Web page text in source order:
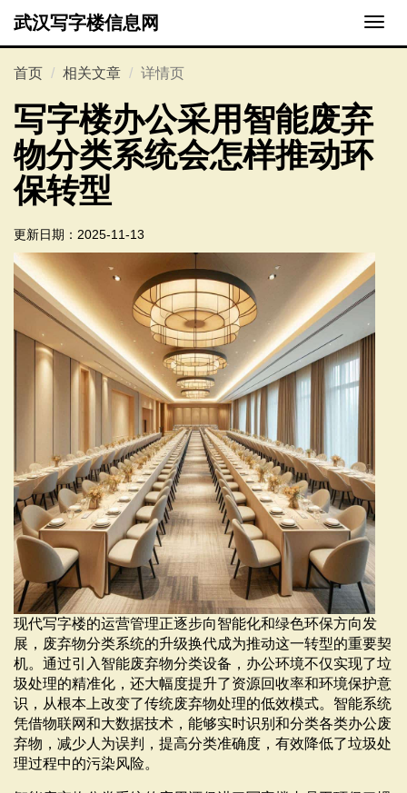
切
换
武汉写字楼信息网
首页 相关文章 详情页
写字楼办公采用智能废弃
物分类系统会怎样推动环
保转型
更新日期： 2025-11-13
现代写字楼的运营管理正逐步向智能化和绿色环保方向发
展，废弃物分类系统的升级换代成为推动这一转型的重要契
机。通过引入智能废弃物分类设备，办公环境不仅实现了垃
圾处理的精准化，还大幅度提升了资源回收率和环境保护意
识，从根本上改变了传统废弃物处理的低效模式。智能系统
凭借物联网和大数据技术，能够实时识别和分类各类办公废
弃物，减少人为误判，提高分类准确度，有效降低了垃圾处
理过程中的污染风险。